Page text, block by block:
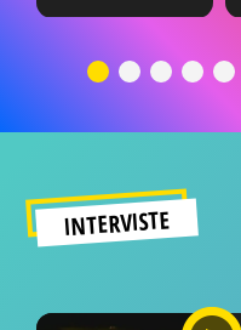
testo,
significato
INTERVISTE